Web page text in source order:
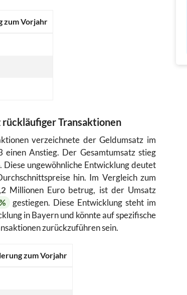
zum Vorjahr
Transaktionen
verzeichnete der Geldumsatz im
Anstieg. Der Gesamtumsatz stieg
Diese ungewöhnliche Entwicklung deutet
hin. Im Vergleich zum
Millionen Euro betrug, ist der Umsatz
gestiegen. Diese Entwicklung steht im
in Bayern und könnte auf spezifische
zurückzuführen sein.
zum Vorjahr